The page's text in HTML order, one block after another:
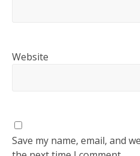
Website
Save my name, email, and